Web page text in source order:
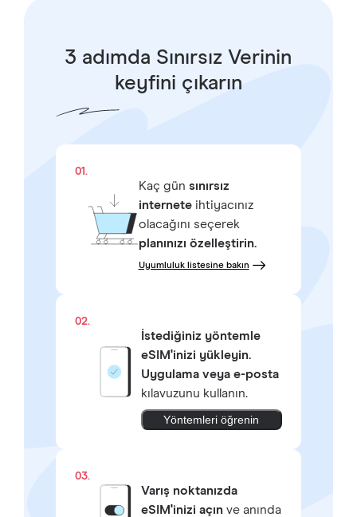
3 adımda Sınırsız Verinin
keyfini çıkarın
01.
Kaç gün sınırsız
interneteihtiyacınız
olacağını seçerek
planınızı özelleştirin.
Uyumluluk listesine bakın
02.
İstediğiniz yöntemle
eSIM'inizi yükleyin.
Uygulama veya e-posta
kılavuzunu kullanın.
Yöntemleri öğrenin
03.
Varış noktanızda
eSIM'inizi açınve anında